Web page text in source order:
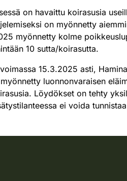
on havaittu koirasusia
on myönnetty
myönnetty kolme
10 sutta/koirasutta.
15.3.2025 asti,
luonnonvaraisen
Löydökset on tehty
ei voida